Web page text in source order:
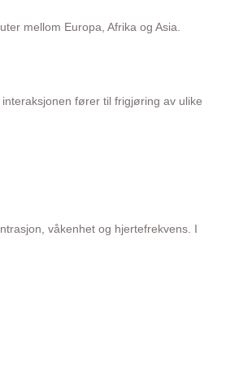
mellom Europa, Afrika og Asia.
fører til frigjøring av ulike
våkenhet og hjertefrekvens. I